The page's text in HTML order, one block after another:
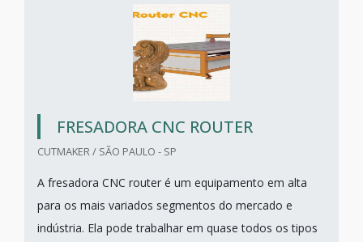
FRESADORA CNC ROUTER
CUTMAKER / SÃO PAULO - SP
A fresadora CNC router é um equipamento em alta
para os mais variados segmentos do mercado e
indústria. Ela pode trabalhar em quase todos os tipos